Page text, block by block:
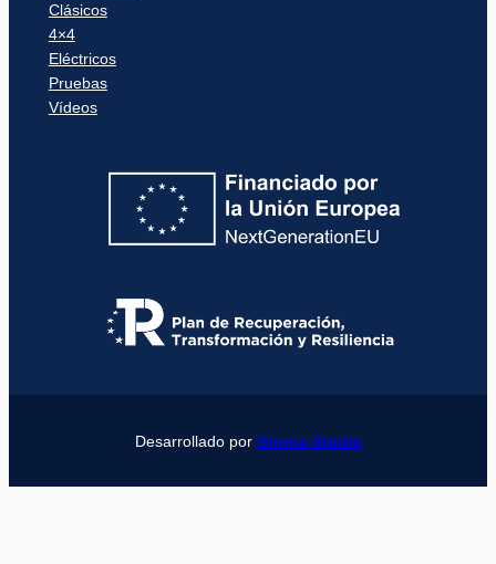
Clásicos
4×4
Eléctricos
Pruebas
Vídeos
Desarrollado por Girona Studio